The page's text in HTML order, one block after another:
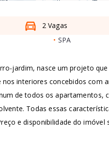
2 Vagas
• SPA
jardim, nasce um projeto
interiores concebidos com
de todos os apartamentos,
Todas essas
e disponibilidade do